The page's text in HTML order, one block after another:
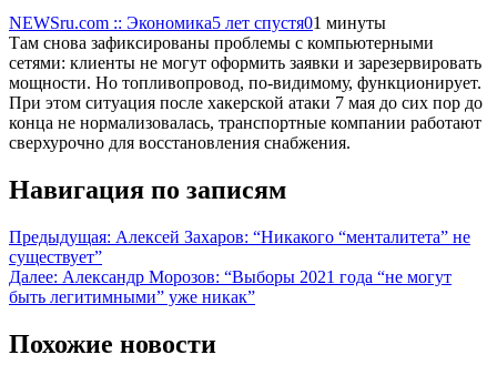
NEWSru.com :: Экономика5 лет спустя01 минуты
Там снова зафиксированы проблемы с компьютерными
сетями: клиенты не могут оформить заявки и зарезервировать
мощности. Но топливопровод, по-видимому, функционирует.
При этом ситуация после хакерской атаки 7 мая до сих пор до
конца не нормализовалась, транспортные компании работают
сверхурочно для восстановления снабжения.
Навигация по записям
Предыдущая: Алексей Захаров: “Никакого “менталитета” не
существует”
Далее: Александр Морозов: “Выборы 2021 года “не могут
быть легитимными” уже никак”
Похожие новости